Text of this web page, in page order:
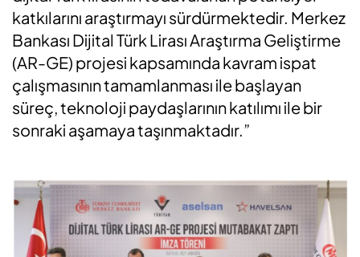
katkılarını araştırmayı sürdürmektedir. Merkez
Bankası Dijital Türk Lirası Araştırma Geliştirme
(AR-GE) projesi kapsamında kavram ispat
çalışmasının tamamlanması ile başlayan
süreç, teknoloji paydaşlarının katılımı ile bir
sonraki aşamaya taşınmaktadır.”